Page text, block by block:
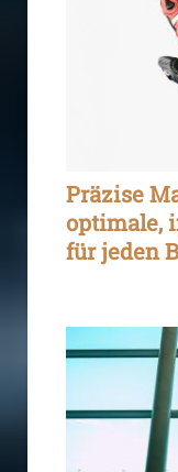
Präzise
optimale,
für jeden